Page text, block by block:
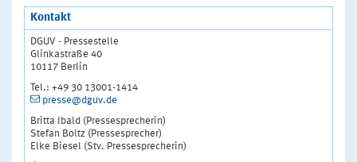
Kontakt
DGUV - Pressestelle
Glinkastraße 40
10117 Berlin
Tel.: +49 30 13001-1414
presse@dguv.de
Britta Ibald (Pressesprecherin)
Stefan Boltz (Pressesprecher)
Elke Biesel (Stv. Pressesprecherin)